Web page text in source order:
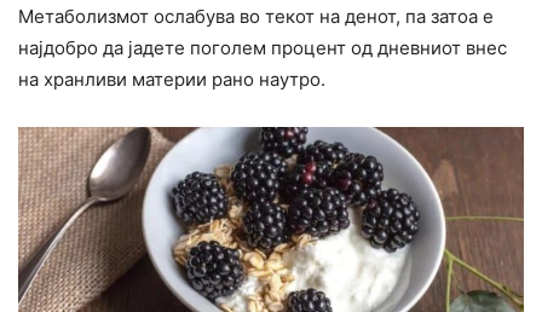
Метаболизмот ослабува во текот на денот, па затоа е
најдобро да јадете поголем процент од дневниот внес
на хранливи материи рано наутро.